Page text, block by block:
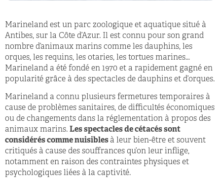
Marineland est un parc zoologique et aquatique situé à
Antibes, sur la Côte d’Azur. Il est connu pour son grand
nombre d’animaux marins comme les dauphins, les
orques, les requins, les otaries, les tortues marines…
Marineland a été fondé en 1970 et a rapidement gagné en
popularité grâce à des spectacles de dauphins et d’orques.
Marineland a connu plusieurs fermetures temporaires à
cause de problèmes sanitaires, de difficultés économiques
ou de changements dans la réglementation à propos des
animaux marins. Les spectacles de cétacés sont
considérés comme nuisiblesà leur bien-être et souvent
critiqués à cause des souffrances qu’on leur inflige,
notamment en raison des contraintes physiques et
psychologiques liées à la captivité.